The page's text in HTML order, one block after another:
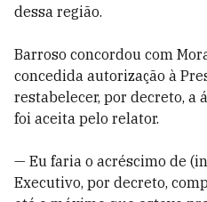
dessa região.
Barroso concordou com
concedida autorização à
restabelecer, por decreto, a
foi aceita pelo relator.
— Eu faria o acréscimo de
Executivo, por decreto,